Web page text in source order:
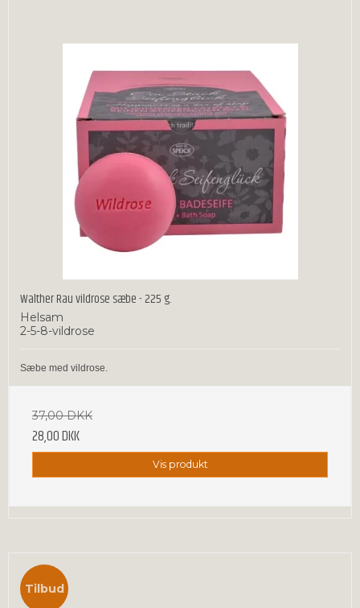
Walther Rau vildrose sæbe - 225 g.
Helsam
2-5-8-vildrose
Sæbe med vildrose.
37,00 DKK
28,00 DKK
Vis produkt
Tilbud